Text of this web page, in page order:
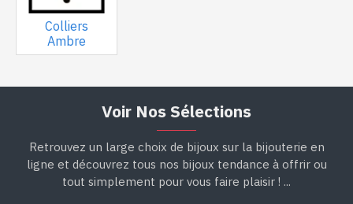
Colliers
Ambre
Voir Nos Sélections
Retrouvez un large choix de bijoux sur la bijouterie en
ligne et découvrez tous nos bijoux tendance à offrir ou
tout simplement pour vous faire plaisir ! ...